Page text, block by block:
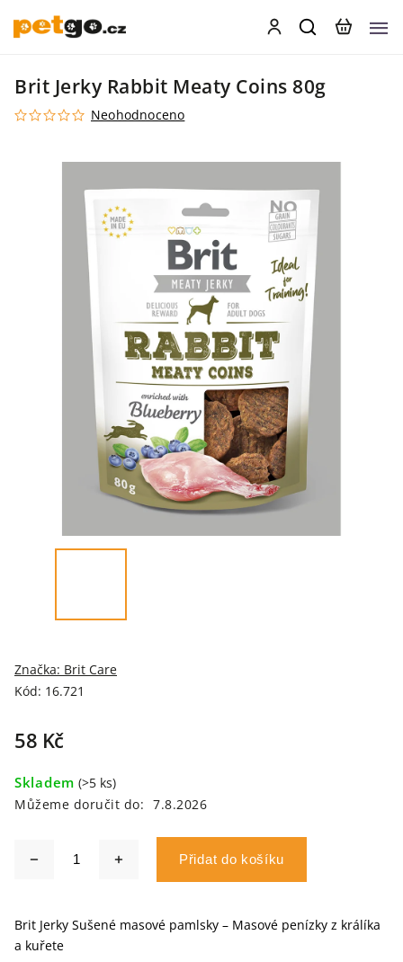
Brit Jerky Rabbit Meaty Coins 80g
Neohodnoceno
Kód: 16.721
Značka: Brit Care
58 Kč
Skladem (>5 ks)
Můžeme doručit do: 7.8.2026
Přidat do košíku
Brit Jerky Sušené masové pamlsky – Masové penízky z králíka
a kuřete